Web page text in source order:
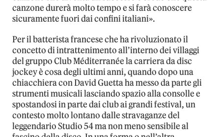
canzone durerà molto tempo e si farà conoscere
sicuramente fuori dai confini italiani».
Per il batterista francese che ha rivoluzionato il
concetto di intrattenimento all’interno dei villaggi
del gruppo Club Méditerranée la carriera da disc
jockey è cosa degli ultimi anni, quando dopo una
chiacchiera con David Guetta ha messo da parte gli
strumenti musicali lasciando spazio alla consolle e
spostandosi in parte dai club ai grandi festival, un
contesto molto lontano dalle stravaganze del
leggendario Studio 54 ma non meno sensibile al